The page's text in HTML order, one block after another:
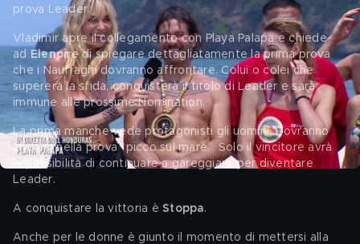
prova Leader.
Vladimir apre il collegamento con Playa Palapa e chiede
ad
Elenoire di spiegare dettagliatamente la prima prova
che i Naufraghi dovranno affrontare. Colui o colei che
supererà la sfida, conquisterà il titolo di Leader e sarà
immune alle prossime Nomination.
La prima manche vede protagonisti gli uomini. Dovranno
sfidarsi nella prova “picco sul mare”. Solo il vincitore avrà
la possibilità di continuare a gareggiare per diventare
Leader.
A conquistare la vittoria è Stoppa.
Anche per le donne è giunto il momento di mettersi alla